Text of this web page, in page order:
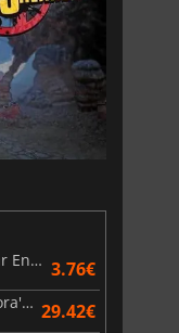
Borderlands Game of the Year Enhanced 3.76€
Borderlands Collection Pandora's Box 29.42€